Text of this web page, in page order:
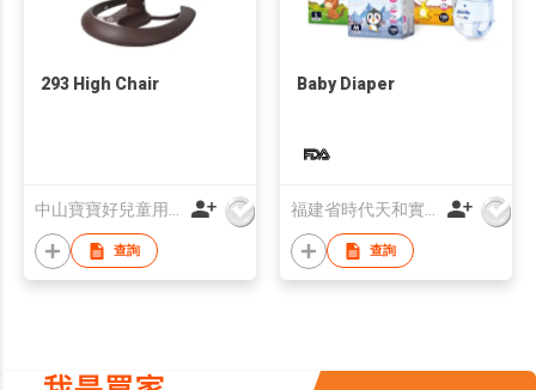
293 High Chair
查詢
Baby Diaper
查詢